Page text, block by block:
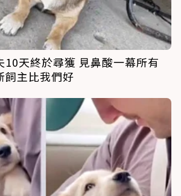
10天終於尋獲 見鼻酸一幕所有
飼主比我們好